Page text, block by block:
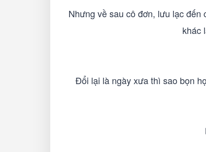
Nhưng về sau cô đơn, lưu lạc
khác
Đổi lại là ngày xưa thì sao bọn